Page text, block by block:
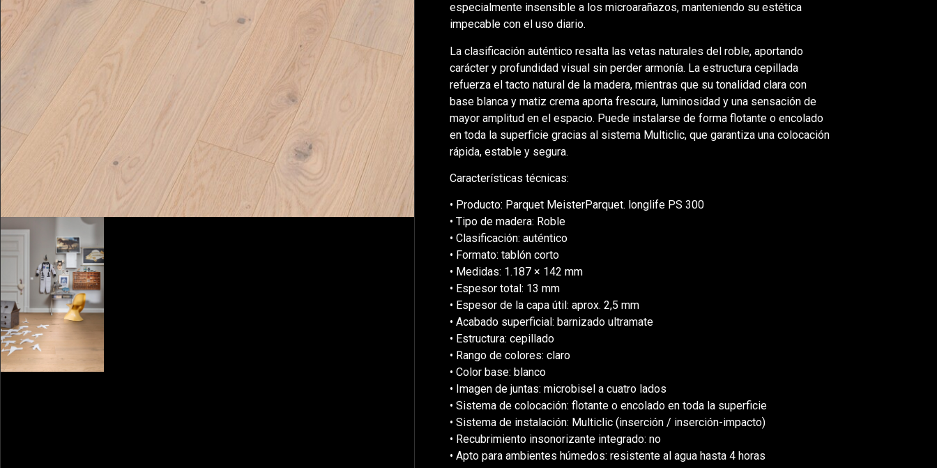
especialmente insensible a los microarañazos, manteniendo su estética
impecable con el uso diario.
La clasificación auténtico resalta las vetas naturales del roble, aportando
carácter y profundidad visual sin perder armonía. La estructura cepillada
refuerza el tacto natural de la madera, mientras que su tonalidad clara con
base blanca y matiz crema aporta frescura, luminosidad y una sensación de
mayor amplitud en el espacio. Puede instalarse de forma flotante o encolado
en toda la superficie gracias al sistema Multiclic, que garantiza una colocación
rápida, estable y segura.
Características técnicas:
• Producto: Parquet MeisterParquet. longlife PS 300
• Tipo de madera: Roble
• Clasificación: auténtico
• Formato: tablón corto
• Medidas: 1.187 × 142 mm
• Espesor total: 13 mm
• Espesor de la capa útil: aprox. 2,5 mm
• Acabado superficial: barnizado ultramate
• Estructura: cepillado
• Rango de colores: claro
• Color base: blanco
• Imagen de juntas: microbisel a cuatro lados
• Sistema de colocación: flotante o encolado en toda la superficie
• Sistema de instalación: Multiclic (inserción / inserción-impacto)
• Recubrimiento insonorizante integrado: no
• Apto para ambientes húmedos: resistente al agua hasta 4 horas